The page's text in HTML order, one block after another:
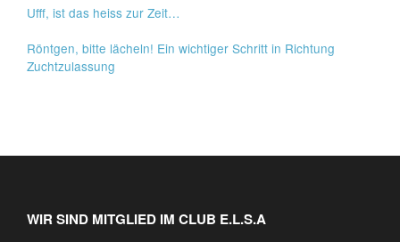
Ufff, ist das heiss zur Zeit…
Röntgen, bitte lächeln! Ein wichtiger Schritt in Richtung
Zuchtzulassung
WIR SIND MITGLIED IM CLUB E.L.S.A